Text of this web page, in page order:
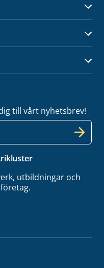
till vårt nyhetsbrev!
utbildningar och